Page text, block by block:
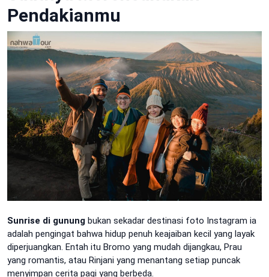
Pendakianmu
Sunrise di gunung bukan sekadar destinasi foto Instagram ia
adalah pengingat bahwa hidup penuh keajaiban kecil yang layak
diperjuangkan. Entah itu Bromo yang mudah dijangkau, Prau
yang romantis, atau Rinjani yang menantang setiap puncak
menyimpan cerita pagi yang berbeda.